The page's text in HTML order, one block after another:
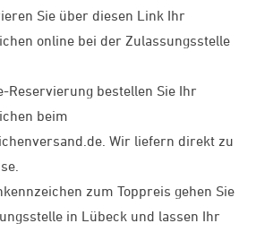
Sie über diesen Link Ihr
online bei der Zulassungsstelle
Reservierung bestellen Sie Ihr
beim
Wir liefern direkt zu
zum Toppreis gehen Sie
in Lübeck und lassen Ihr